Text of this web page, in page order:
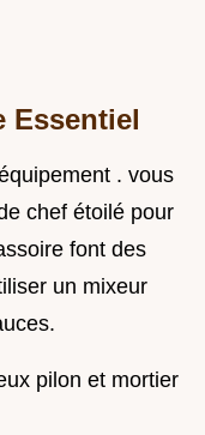
Essentiel
. vous
chef étoilé pour
font des
un mixeur
pilon et mortier